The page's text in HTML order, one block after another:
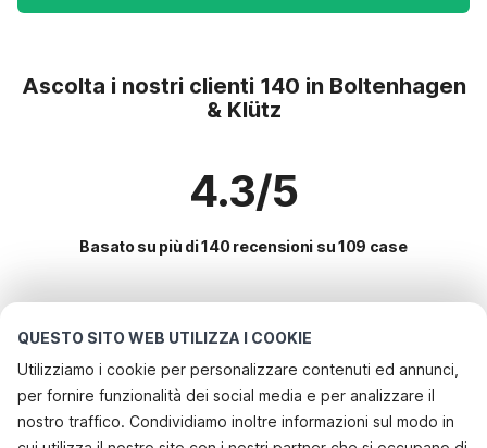
QUESTO SITO WEB UTILIZZA I COOKIE
Utilizziamo i cookie per personalizzare contenuti ed annunci,
per fornire funzionalità dei social media e per analizzare il
nostro traffico. Condividiamo inoltre informazioni sul modo in
Ascolta i nostri clienti 140 in Boltenhagen
& Klütz
4.3/5
Basato su più di 140 recensioni su 109 case
Le destinazioni più popolari per le
vacanze
Servizi più popolari per le vacanze in Boltenhagen & klütz
Casa vacanze al mare